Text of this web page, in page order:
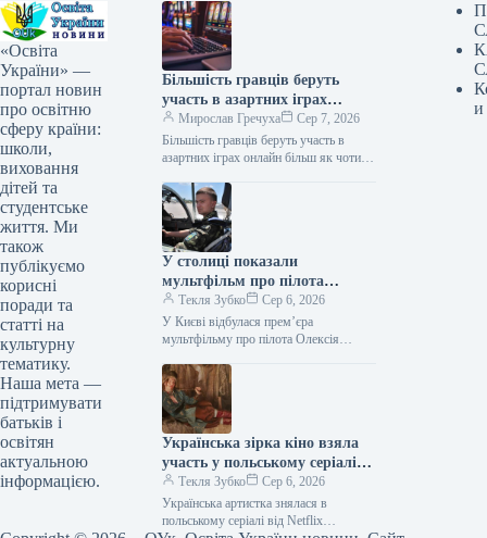
«Освіта
України» —
портал новин
про освітню
сферу країни:
школи,
виховання
дітей та
студентське
життя. Ми
також
публікуємо
корисні
поради та
статті на
культурну
тематику.
Наша мета —
підтримувати
батьків і
освітян
актуальною
інформацією.
Більшість гравців беруть
участь в азартних іграх
онлайн більш як чотири роки
Мирослав Гречуха
Сер 7, 2026
Більшість гравців беруть участь в
азартних іграх онлайн більш як чотири
Укрінформ Більшість учасників
дослідження ринку…
У столиці показали
мультфільм про пілота
Олексія «Мунфіша» Меся
Текля Зубко
Сер 6, 2026
У Києві відбулася прем’єра
мультфільму про пілота Олексія
20:51 Укрінформ В Музеї війни
представили перший анімаційний…
Українська зірка кіно взяла
участь у польському серіалі
від Netflix
Текля Зубко
Сер 6, 2026
Українська артистка знялася в
польському серіалі від Netflix
и